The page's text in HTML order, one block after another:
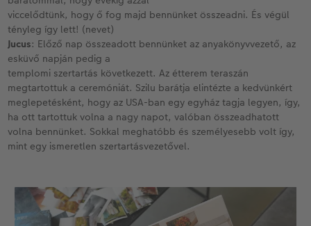
viccelődtünk, hogy ő fog majd bennünket összeadni. És végül
tényleg így lett! (nevet)
Jucus: Előző nap összeadott bennünket az anyakönyvvezető, az
esküvő napján pedig a
templomi szertartás következett. Az étterem teraszán
megtartottuk a ceremóniát. Szilu barátja elintézte a kedvünkért
meglepetésként, hogy az USA-ban egy egyház tagja legyen, így,
ha ott tartottuk volna a nagy napot, valóban összeadhatott
volna bennünket. Sokkal meghatóbb és személyesebb volt így,
mint egy ismeretlen szertartásvezetővel.